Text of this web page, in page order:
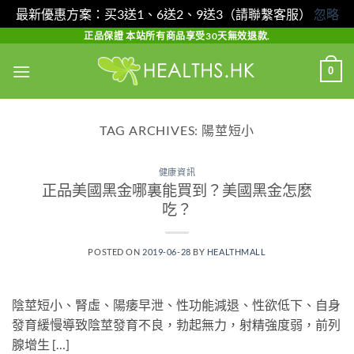
最新優惠方案：买3送1、6送2、9送3（請聯繫客服） 忽略
content
正品保證 本站所有商品享受30天無效退款.
0
TAG ARCHIVES: 陽莖短小
健康資訊
正品美國黑金哪裏能買到？美國黑金怎麼
吃？
POSTED ON 2019-06-28 BY HEALTHMALL
陰莖短小、腎虛、陽痿早泄、性功能減退、性欲低下、自身
發育緩慢導致陰莖發育不良，勃起無力，射精強度弱，前列
腺增生 […]